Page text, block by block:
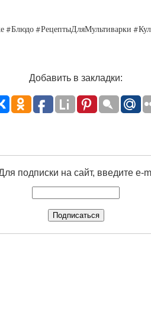
#РецептыДляМультиварки
Добавить в закладки:
подписки на сайт, введите e-